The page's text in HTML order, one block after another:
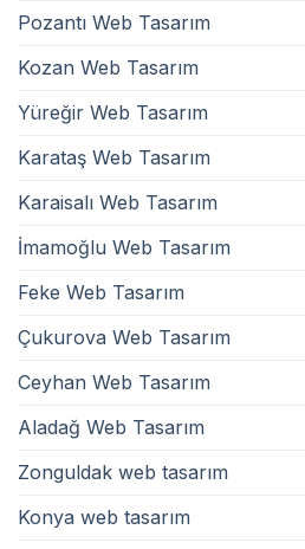
Pozantı Web Tasarım
Kozan Web Tasarım
Yüreğir Web Tasarım
Karataş Web Tasarım
Karaisalı Web Tasarım
İmamoğlu Web Tasarım
Feke Web Tasarım
Çukurova Web Tasarım
Ceyhan Web Tasarım
Aladağ Web Tasarım
Zonguldak web tasarım
Konya web tasarım